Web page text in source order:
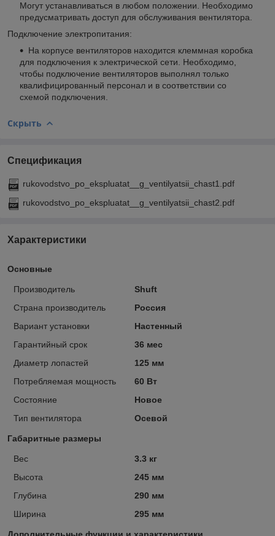
Могут устанавливаться в любом положении. Необходимо
предусматривать доступ для обслуживания вентилятора.
Подключение электропитания:
На корпусе вентиляторов находится клеммная коробка
для подключения к электрической сети. Необходимо,
чтобы подключение вентиляторов выполнял только
квалифицированный персонал и в соответствии со
схемой подключения.
Скрыть
Спецификация
rukovodstvo_po_ekspluatat__g_ventilyatsii_chast1.pdf
rukovodstvo_po_ekspluatat__g_ventilyatsii_chast2.pdf
Характеристики
Основные
Производитель
Shuft
Страна производитель
Россия
Вариант установки
Настенный
Гарантийный срок
36 мес
Диаметр лопастей
125 мм
Потребляемая мощность
60 Вт
Состояние
Новое
Тип вентилятора
Осевой
Габаритные размеры
Вес
3.3 кг
Высота
245 мм
Глубина
290 мм
Ширина
295 мм
Дополнительные функции и характеристики